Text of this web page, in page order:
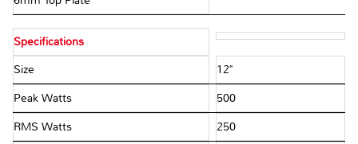
Specifications
Size 12"
Peak Watts 500
RMS Watts 250